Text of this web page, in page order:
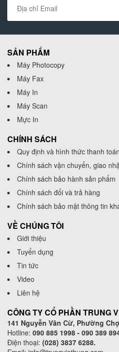
SẢN PHẨM
Máy Photocopy
Máy Fax
Máy In
Máy Scan
Mực In
CHÍNH SÁCH
Quy định và hình thức thanh toán
Chính sách vận chuyển, giao
Chính sách bảo hành sản phẩm
Chính sách đổi và trả hàng
Chính sách bảo mật thông tin
VỀ CHÚNG TÔI
Giới thiệu
Tuyển dụng
Tin tức
Video
Liên hệ
CÔNG TY CỔ PHẦN TRUNG
141 Nguyễn Văn Cừ, Phường
Hotline: 090 885 1998 - 090 389
Điện thoại: (028) 3837 6288.